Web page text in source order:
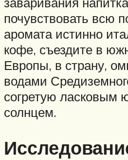
почувствовать всю
аромата истинно
кофе, съездите в
Европы, в страну,
водами
согретую ласковым
солнцем.